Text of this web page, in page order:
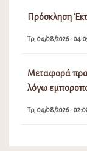
Πρόσκληση
Τρ, 04/08/2026 -
Μεταφορά
λόγω
Τρ, 04/08/2026 -